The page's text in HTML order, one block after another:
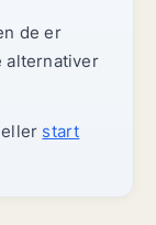
de er
alternativer
start